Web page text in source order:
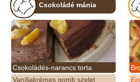
Csokoládé mánia
Csokoládés-narancs torta
Vaníliakrémes gomb szelet